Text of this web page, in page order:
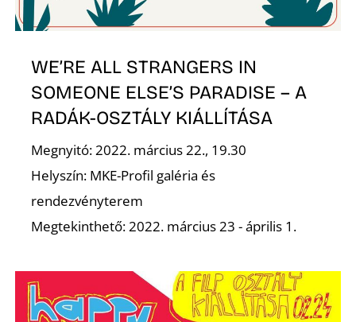
WE’RE ALL STRANGERS IN
SOMEONE ELSE’S PARADISE – A
RADÁK-OSZTÁLY KIÁLLÍTÁSA
Megnyitó: 2022. március 22., 19.30
Helyszín: MKE-Profil galéria és
rendezvényterem
Megtekinthető: 2022. március 23 - április 1.